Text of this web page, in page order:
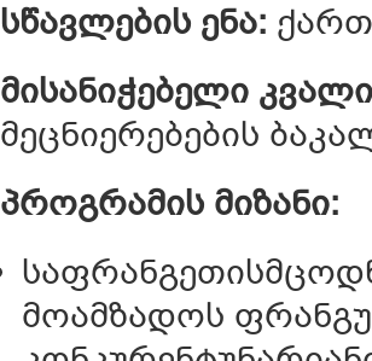
სწავლების ენა:
მისანიჭებელი
მეცნიერებების
პროგრამის მიზანი:
მოამზადოს